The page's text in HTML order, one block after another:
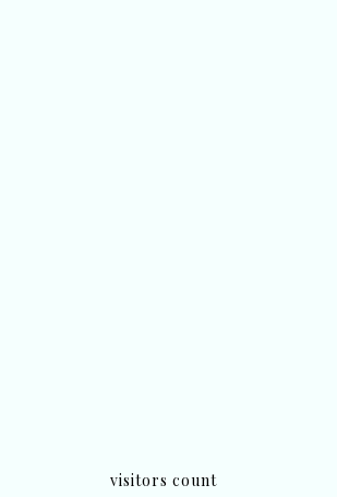
visitors count